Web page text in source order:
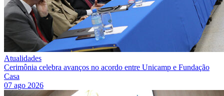
Atualidades
Cerimônia celebra avanços no acordo entre Unicamp e Fundação
Casa
07 ago 2026